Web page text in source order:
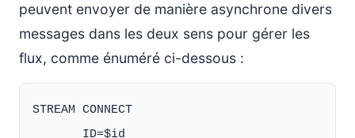
peuvent envoyer de manière asynchrone divers
messages dans les deux sens pour gérer les
flux, comme énuméré ci-dessous :
STREAM CONNECT
       ID=$id